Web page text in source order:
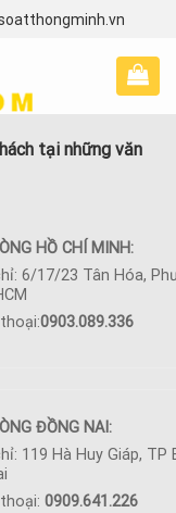
tại những văn
HỒ CHÍ MINH:
6/17/23 Tân Hóa,
0903.089.336
ĐỒNG NAI:
119 Hà Huy Giáp, TP
0909.641.226